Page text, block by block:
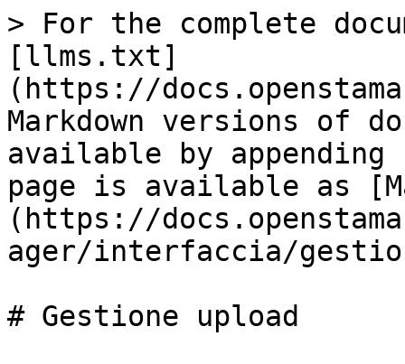
> For the complete
[llms.txt]
(https://
Markdown versions of
available by
page is available as
(https://
ager/interfaccia/
# Gestione upload